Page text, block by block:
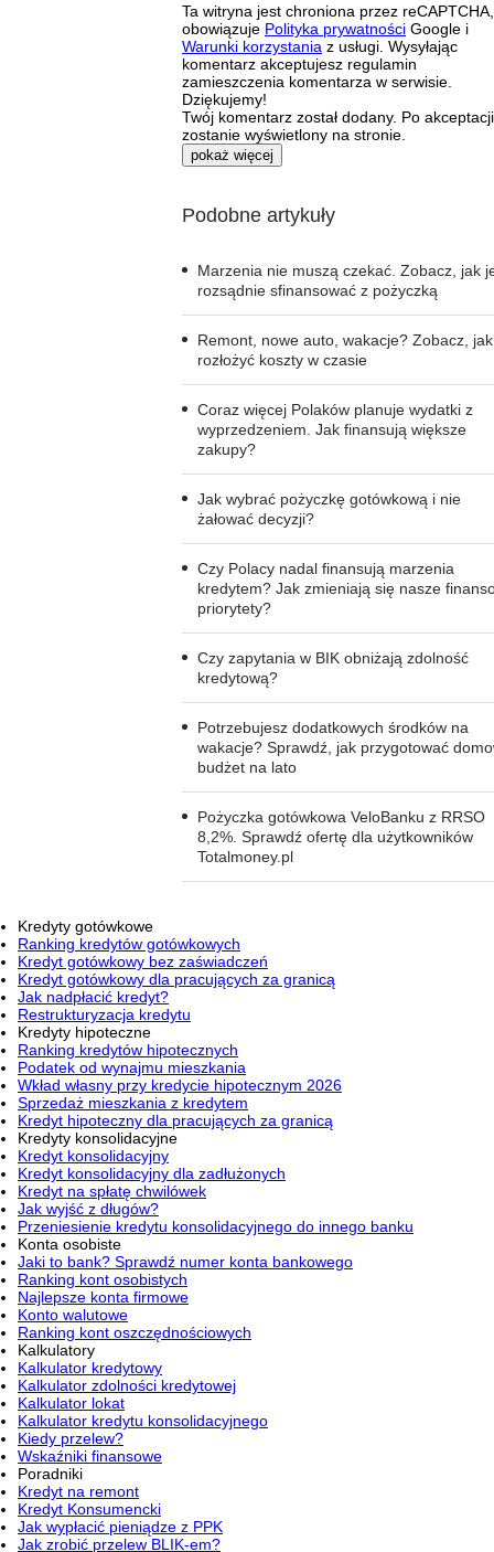
Ta witryna jest chroniona przez reCAPTCHA,
obowiązuje Polityka prywatności Google i
Warunki korzystania z usługi. Wysyłając
komentarz akceptujesz regulamin
zamieszczenia komentarza w serwisie.
Dziękujemy!
Twój komentarz został dodany. Po
zostanie wyświetlony na stronie.
pokaż więcej
Podobne artykuły
Marzenia nie muszą czekać. Zobacz, jak
rozsądnie sfinansować z pożyczką
Remont, nowe auto, wakacje? Zobacz, jak
rozłożyć koszty w czasie
Coraz więcej Polaków planuje wydatki z
wyprzedzeniem. Jak finansują większe
zakupy?
Jak wybrać pożyczkę gotówkową i nie
żałować decyzji?
Czy Polacy nadal finansują marzenia
kredytem? Jak zmieniają się nasze
priorytety?
Czy zapytania w BIK obniżają zdolność
kredytową?
Potrzebujesz dodatkowych środków na
wakacje? Sprawdź, jak przygotować
budżet na lato
Pożyczka gotówkowa VeloBanku z RRSO
8,2%. Sprawdź ofertę dla użytkowników
Totalmoney.pl
Kredyty gotówkowe
Ranking kredytów gotówkowych
Kredyt gotówkowy bez zaświadczeń
Kredyt gotówkowy dla pracujących za granicą
Jak nadpłacić kredyt?
Restrukturyzacja kredytu
Kredyty hipoteczne
Ranking kredytów hipotecznych
Podatek od wynajmu mieszkania
Wkład własny przy kredycie hipotecznym 2026
Sprzedaż mieszkania z kredytem
Kredyt hipoteczny dla pracujących za granicą
Kredyty konsolidacyjne
Kredyt konsolidacyjny
Kredyt konsolidacyjny dla zadłużonych
Kredyt na spłatę chwilówek
Jak wyjść z długów?
Przeniesienie kredytu konsolidacyjnego do innego banku
Konta osobiste
Jaki to bank? Sprawdź numer konta bankowego
Ranking kont osobistych
Najlepsze konta firmowe
Konto walutowe
Ranking kont oszczędnościowych
Kalkulatory
Kalkulator kredytowy
Kalkulator zdolności kredytowej
Kalkulator lokat
Kalkulator kredytu konsolidacyjnego
Kiedy przelew?
Wskaźniki finansowe
Poradniki
Kredyt na remont
Kredyt Konsumencki
Jak wypłacić pieniądze z PPK
Jak zrobić przelew BLIK-em?